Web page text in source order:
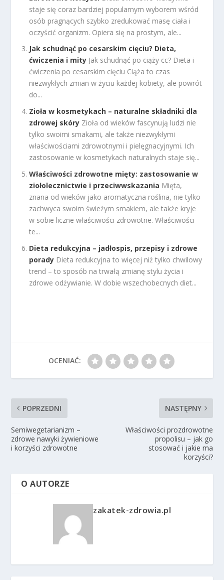
staje się coraz bardziej popularnym wyborem wśród
osób pragnących szybko zredukować masę ciała i
oczyścić organizm. Opiera się na prostym, ale...
Jak schudnąć po cesarskim cięciu? Dieta,
ćwiczenia i mity Jak schudnąć po ciąży cc? Dieta i
ćwiczenia po cesarskim cięciu Ciąża to czas
niezwykłych zmian w życiu każdej kobiety, ale powrót
do...
Zioła w kosmetykach – naturalne składniki dla
zdrowej skóry Zioła od wieków fascynują ludzi nie
tylko swoimi smakami, ale także niezwykłymi
właściwościami zdrowotnymi i pielęgnacyjnymi. Ich
zastosowanie w kosmetykach naturalnych staje się...
Właściwości zdrowotne mięty: zastosowanie w
ziołolecznictwie i przeciwwskazania Mięta,
znana od wieków jako aromatyczna roślina, nie tylko
zachwyca swoim świeżym smakiem, ale także kryje
w sobie liczne właściwości zdrowotne. Właściwości
te...
Dieta redukcyjna – jadłospis, przepisy i zdrowe
porady Dieta redukcyjna to więcej niż tylko chwilowy
trend – to sposób na trwałą zmianę stylu życia i
zdrowe odżywianie. W dobie wszechobecnych diet...
OCENIAĆ:
POPRZEDNI
Semiwegetarianizm –
zdrowe nawyki żywieniowe
i korzyści zdrowotne
NASTĘPNY
Właściwości prozdrowotne
propolisu – jak go
stosować i jakie ma
korzyści?
O AUTORZE
zakatek-zdrowia.pl